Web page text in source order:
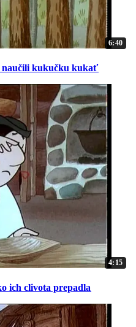
6:40
kukučku kukať
4:15
ich clivota prepadla